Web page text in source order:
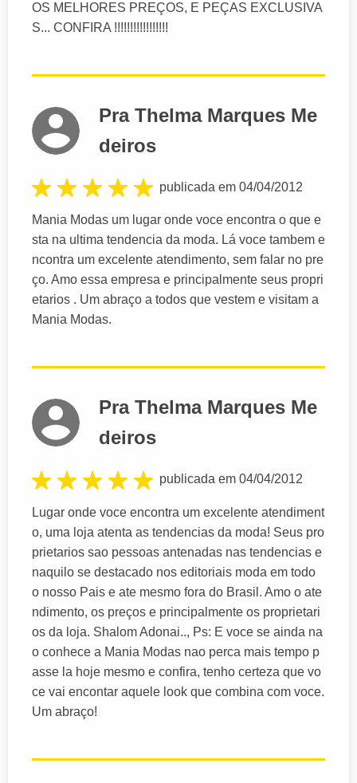
OS MELHORES PREÇOS, E PEÇAS EXCLUSIVA
S... CONFIRA !!!!!!!!!!!!!!!!!
Pra Thelma Marques Me
deiros
publicada em 04/04/2012
Mania Modas um lugar onde voce encontra o que e
sta na ultima tendencia da moda. Lá voce tambem e
ncontra um excelente atendimento, sem falar no pre
ço. Amo essa empresa e principalmente seus propri
etarios . Um abraço a todos que vestem e visitam a
Mania Modas.
Pra Thelma Marques Me
deiros
publicada em 04/04/2012
Lugar onde voce encontra um excelente atendiment
o, uma loja atenta as tendencias da moda! Seus pro
prietarios sao pessoas antenadas nas tendencias e
naquilo se destacado nos editoriais moda em todo
o nosso Pais e ate mesmo fora do Brasil. Amo o ate
ndimento, os preços e principalmente os proprietari
os da loja. Shalom Adonai.., Ps: E voce se ainda na
o conhece a Mania Modas nao perca mais tempo p
asse la hoje mesmo e confira, tenho certeza que vo
ce vai encontar aquele look que combina com voce.
Um abraço!